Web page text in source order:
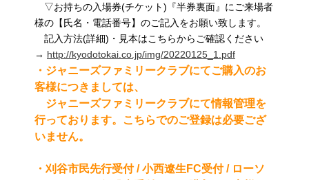
▽お持ちの入場券(チケット)『半券裏面』にご来場者
様の【氏名・電話番号】のご記入をお願い致します。
記入方法(詳細)・見本はこちらからご確認ください
→ http://kyodotokai.co.jp/img/20220125_1.pdf
・ジャニーズファミリークラブにてご購入のお
客様につきましては、
ジャニーズファミリークラブにて情報管理を
行っております。こちらでのご登録は必要ござ
いません。
・刈谷市民先行受付 / 小西遼生FC受付 / ローソ